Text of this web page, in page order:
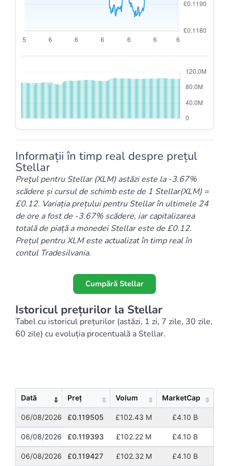
Informații în timp real despre prețul
Stellar
Prețul pentru Stellar (XLM) astăzi este la -3.67%
scădere și cursul de schimb este de 1 Stellar(XLM) =
£0.12. Variația prețului pentru Stellar în ultimele 24
de ore a fost de -3.67% scădere, iar capitalizarea
totală de piață a monedei Stellar este de £0.12.
Prețul pentru XLM este actualizat în timp real în
contul Tradesilvania.
Cumpără Stellar
Istoricul prețurilor la Stellar
Tabel cu istoricul prețurilor (astăzi, 1 zi, 7 zile, 30 zile,
60 zile) cu evoluția procentuală a Stellar.
Dată Preț Volum MarketCap
06/08/2026 £0.119505 £102.43 M £4.10 B
06/08/2026 £0.119393 £102.22 M £4.10 B
06/08/2026 £0.119427 £102.32 M £4.10 B